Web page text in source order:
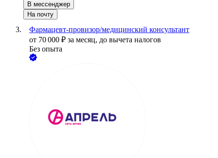
В мессенджер
На почту
Фармацевт-провизор/медицинский консультант
от 70 000 ₽ за месяц, до вычета налогов
Без опыта